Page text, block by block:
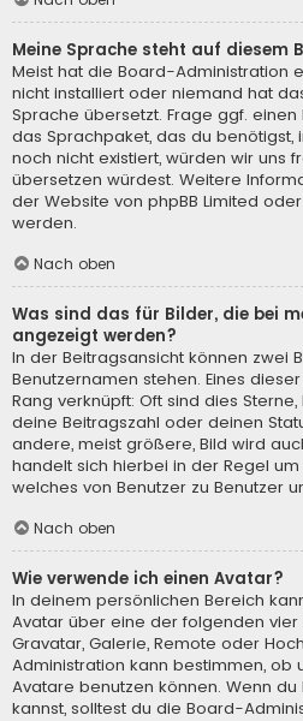
Meine Sprache steht auf diesem
Meist hat die Board-Administration
nicht installiert oder niemand hat
Sprache übersetzt. Frage ggf.
das Sprachpaket, das du benötigst,
noch nicht existiert, würden wir uns
übersetzen würdest. Weitere
der Website von phpBB Limited
werden.
Nach oben
Was sind das für Bilder, die bei
angezeigt werden?
In der Beitragsansicht können zwei
Benutzernamen stehen. Eines
Rang verknüpft: Oft sind dies
deine Beitragszahl oder deinen
andere, meist größere, Bild wird
handelt sich hierbei in der Regel
welches von Benutzer zu Benutzer
Nach oben
Wie verwende ich einen Avatar?
In deinem persönlichen Bereich
Avatar über eine der folgenden vier
Gravatar, Galerie, Remote oder
Administration kann bestimmen, ob
Avatare benutzen können. Wenn
kannst, solltest du die Board-